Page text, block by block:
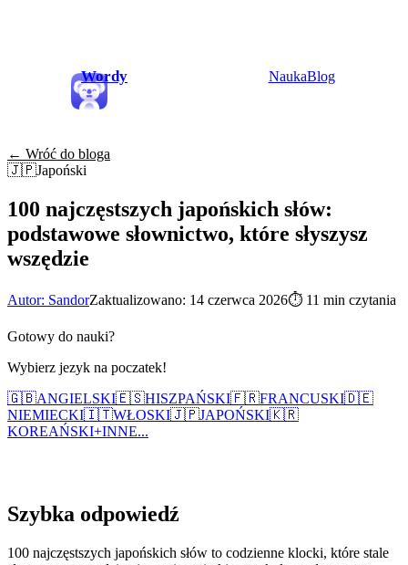
Wordy NaukaBlog
← Wróć do bloga
🇯🇵Japoński
100 najczęstszych japońskich słów:
podstawowe słownictwo, które słyszysz
wszędzie
Autor: SandorZaktualizowano: 14 czerwca 2026⏱ 11 min czytania
Gotowy do nauki?
Wybierz jezyk na poczatek!
🇬🇧ANGIELSKI🇪🇸HISZPAŃSKI🇫🇷FRANCUSKI🇩🇪
NIEMIECKI🇮🇹WŁOSKI🇯🇵JAPOŃSKI🇰🇷
KOREAŃSKI+INNE...
Szybka odpowiedź
100 najczęstszych japońskich słów to codzienne klocki, które stale